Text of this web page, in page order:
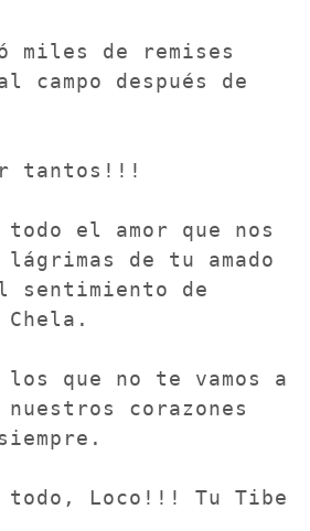
miles de remises
campo después de
tantos!!!
todo el amor que nos
de tu amado
sentimiento de
los que no te vamos a
corazones
todo, Loco!!! Tu Tibe